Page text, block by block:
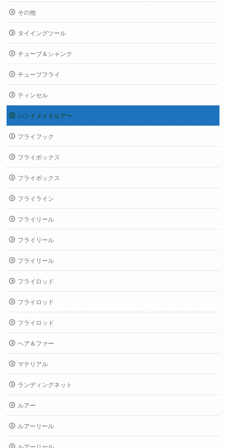
その他
タイイングツール
チューブ＆シャンク
チューブフライ
ティンセル
ハンドメイドルアー
フライフック
フライボックス
フライボックス
フライライン
フライリール
フライリール
フライリール
フライロッド
フライロッド
フライロッド
ヘア＆ファー
マテリアル
ランディングネット
ルアー
ルアーリール